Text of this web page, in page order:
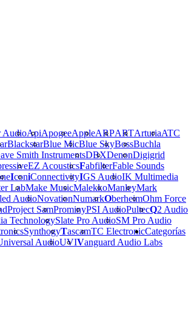
AudioApiApogeeAppleARPARTArturiaATC
BlackstarBlue MicBlue SkyBossBuchla
Smith InstrumentsDBXDenonDigigrid
EZ AcousticsFabfilterFable Sounds
IconiConnectivityIGS AudioIK Multimedia
LabMake MusicMalekkoManleyMark
AudioNovationNumarkOberheimOhm Force
Project SamProminyPSI AudioPultecQ2 Audio
TechnologySlate Pro AudioSM Pro Audio
SynthogyTascamTC Electronic
AudioUVIVanguard Audio Labs
Categorías